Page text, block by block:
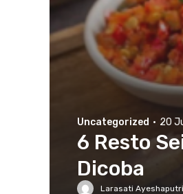
Uncategorized · 20
6 Resto
Dicoba
Larasati Ayeshaputri